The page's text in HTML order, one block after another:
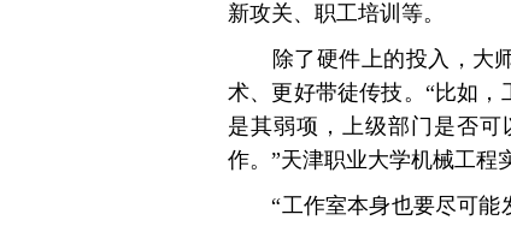
新攻关、职工培训等。
除了硬件上的投入，大师
术、更好带徒传技。“比如
是其弱项，上级部门是否
作。”天津职业大学机械工程
“工作室本身也要尽可能